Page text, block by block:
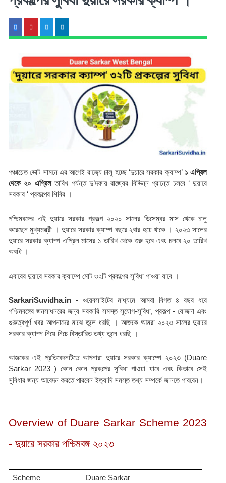
পঞ্চায়েত ভোট সামনে এর আগেই রাজ্যে চালু হচ্ছে ‘দুয়ারে সরকার ক্যাম্প’ ১ এপ্রিল
থেকে ২০ এপ্রিল তারিখ পর্যন্ত দু’দফায় রাজ্যের বিভিন্ন প্রান্তে চলবে ‘ দুয়ারে
সরকার ‘ প্রকল্পের শিবির ।
পশ্চিমবঙ্গের এই দুয়ারে সরকার প্রকল্প ২০২০ সালের ডিসেম্বর মাস থেকে চালু
করেছেন মুখ্যমন্ত্রী । দুয়ারে সরকার ক্যাম্প বছরে ২বার হয়ে থাকে । ২০২৩ সালের
দুয়ারে সরকার ক্যাম্প এপ্রিল মাসের ১ তারিখ থেকে শুরু হবে এবং চলবে ২০ তারিখ
অবধি ।
এবারের দুয়ারে সরকার ক্যাম্পে মোট ৩২টি প্রকল্পের সুবিধা পাওয়া যাবে ।
SarkariSuvidha.in - ওয়েবসাইটের মাধ্যমে আমরা বিগত ৪ বছর ধরে
পশ্চিমবঙ্গের জনসাধনরের জন্য সরকারি সমস্ত সুযোগ-সুবিধা, প্রকল্প - যোজনা এবং
গুরুত্বপূর্ণ খবর আপনাদের মাঝে তুলে ধরছি । আজকে আমরা ২০২৩ সালের দুয়ারে
সরকার ক্যাম্প নিয়ে নিচে বিস্তারিত তথ্য তুলে ধরছি ।
আজকের এই প্রতিবেদনটিতে আপনারা দুয়ারে সরকার ক্যাম্পে ২০২৩ (Duare
Sarkar 2023 ) কোন কোন প্রকল্পের সুবিধা পাওয়া যাবে এবং কিভাবে সেই
সুবিধার জন্য আবেদন করতে পারবেন ইত্যাদি সমস্ত তথ্য সম্পর্কে জানতে পারবেন।
Overview of Duare Sarkar Scheme 2023
- দুয়ারে সরকার পশ্চিমবঙ্গ ২০২৩
Scheme
Duare Sarkar